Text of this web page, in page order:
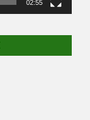
02:55